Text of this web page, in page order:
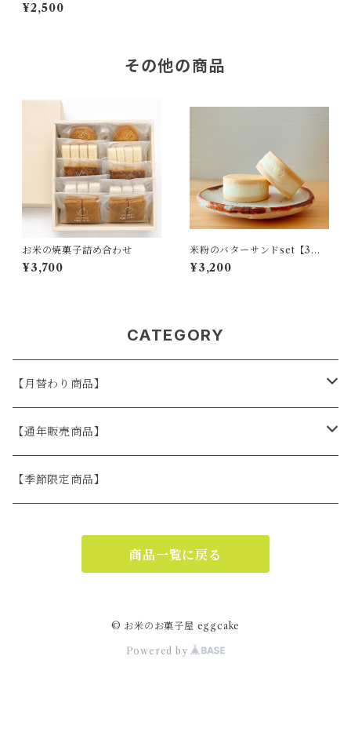
¥2,500
その他の商品
お米の焼菓子詰め合わせ
¥3,700
米粉のバターサンドset【3
種・6個入】
¥3,200
CATEGORY
【月替わり商品】
お米の焼菓子set
eggcake缶
【通年販売商品】
お米の焼菓子ギフト
【季節限定商品】
商品一覧に戻る
© お米のお菓子屋 eggcake
Powered by